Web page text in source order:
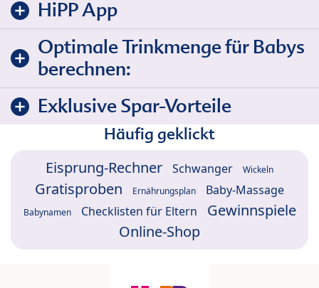
HiPP App
Optimale Trinkmenge für Babys
berechnen:
Exklusive Spar-Vorteile
Häufig geklickt
Eisprung-Rechner Schwanger Wickeln
Gratisproben Ernährungsplan Baby-Massage
Babynamen Checklisten für Eltern
Gewinnspiele
Online-Shop